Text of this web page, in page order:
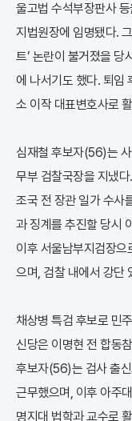
울고법 수석부장판사
지법원장에 임명됐다.
트’ 논란이 불거졌을 당
에 나서기도 했다. 퇴임
소 이작 대표변호사로
심재철 후보자(56)는
무부 검찰국장을 지냈
조국 전 장관 일가 수사
과 징계를 추진할 당시
이후 서울남부지검장으
으며, 검찰 내에서 강단
채상병 특검 후보로 민
신당은 이명현 전 합동
후보자(56)는 검사 출
근무했으며, 이후 아주
명지대 법학과 교수로